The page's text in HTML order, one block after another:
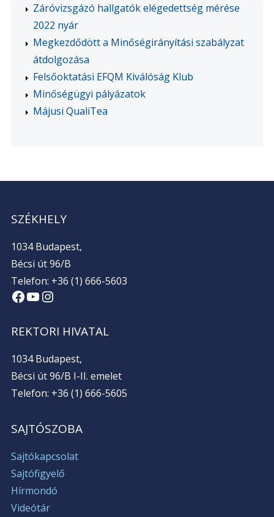
Záróvizsgázó hallgatók elégedettség mérése
2022 nyár
Megkezdődött a Minőségirányítási szabályzat
átdolgozása
Felsőoktatási EFQM Kiválóság Klub
Minőségügyi pályázatok
Májusi QualiTea
SZÉKHELY
1034 Budapest,
Bécsi út 96/B
Telefon: +36 (1) 666-5603
Facebook
YouTube
Instagram
REKTORI HIVATAL
1034 Budapest,
Bécsi út 96/B I-II. emelet
Telefon: +36 (1) 666-5605
SAJTÓSZOBA
Sajtókapcsolat
Sajtófigyelő
Hírmondó
Videótár